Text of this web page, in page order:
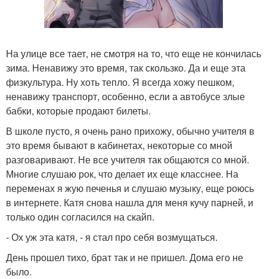
На улице все тает, не смотря на то, что еще не кончилась
зима. Ненавижу это время, так скользко. Да и еще эта
физкультура. Ну хоть тепло. Я всегда хожу пешком,
ненавижу транспорт, особенно, если а автобусе злые
бабки, которые продают билеты.
В школе пусто, я очень рано прихожу, обычно учителя в
это время бывают в кабинетах, некоторые со мной
разговаривают. Не все учителя так общаются со мной.
Многие слушаю рок, что делает их еще класснее. На
переменах я жую печенья и слушаю музыку, еще роюсь
в интернете. Катя снова нашла для меня кучу парней, и
только один согласился на скайп.
- Ох уж эта катя, - я стал про себя возмущаться.
День прошел тихо, брат так и не пришел. Дома его не
было.